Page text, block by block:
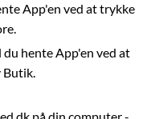
App'en ved at trykke
hente App'en ved at
Butik.